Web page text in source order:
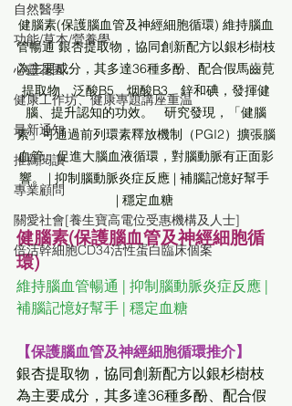
自然醫學
功能/草本/營養學
心靈花園
健康工作坊、健康專題講座重温
最新通知
推薦閱讀
專業顧問
關愛社會[養生寶高電位受惠機構及人士]
倍活幹細胞CD34活性蛋白臨床個案
健腦素(保護腦血管及神經細胞循環) 維持腦血
管暢通 銀杏提取物，協同創新配方以銀杉樹枝
為主要成分，其多達36種多酚、配合假馬齒莧
提取物、泛酸B5、烟酸B3、鋅和碘，發揮健
腦、提升認知的功效。   研究發現，「健腦
素」可通過前列環素釋放機制（PGI2）擴張腦
血管，促進大腦血液循環，對腦動脈有正面影
響。 | 抑制腦動脈炎症反應 | 補腦記憶好幫手
| 穩定血糖
健腦素(保護腦血管及神經細胞循
環)
維持腦血管暢通 | 抑制腦動脈炎症反應 |
補腦記憶好幫手 | 穩定血糖
【保護腦血管及神經細胞循環推介】
銀杏提取物，協同創新配方以銀杉樹枝
為主要成分，其多達36種多酚、配合假